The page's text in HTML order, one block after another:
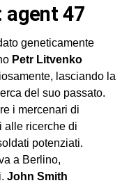
agent 47
geneticamente
Petr Litvenko
lasciando la
del suo passato.
i mercenari di
alle ricerche di
potenziati.
a Berlino,
John Smith